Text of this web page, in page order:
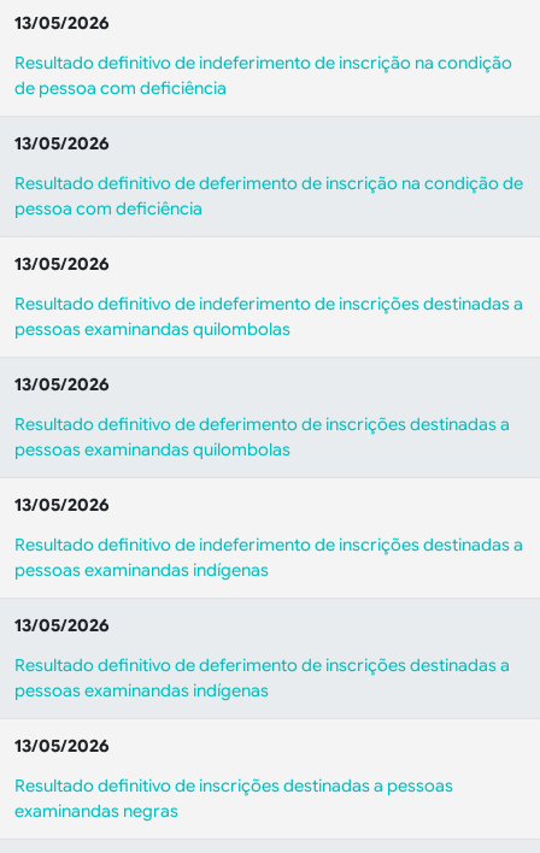
13/05/2026
Resultado definitivo de indeferimento de inscrição na condição
de pessoa com deficiência
13/05/2026
Resultado definitivo de deferimento de inscrição na condição de
pessoa com deficiência
13/05/2026
Resultado definitivo de indeferimento de inscrições destinadas a
pessoas examinandas quilombolas
13/05/2026
Resultado definitivo de deferimento de inscrições destinadas a
pessoas examinandas quilombolas
13/05/2026
Resultado definitivo de indeferimento de inscrições destinadas a
pessoas examinandas indígenas
13/05/2026
Resultado definitivo de deferimento de inscrições destinadas a
pessoas examinandas indígenas
13/05/2026
Resultado definitivo de inscrições destinadas a pessoas
examinandas negras